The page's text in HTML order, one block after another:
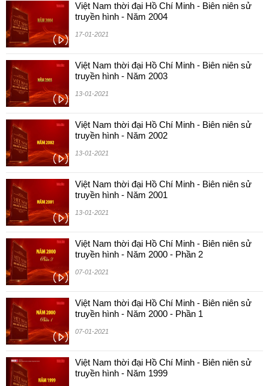
Việt Nam thời đại Hồ Chí Minh - Biên niên sử
truyền hình - Năm 2004
17-01-2021
Việt Nam thời đại Hồ Chí Minh - Biên niên sử
truyền hình - Năm 2003
13-01-2021
Việt Nam thời đại Hồ Chí Minh - Biên niên sử
truyền hình - Năm 2002
13-01-2021
Việt Nam thời đại Hồ Chí Minh - Biên niên sử
truyền hình - Năm 2001
13-01-2021
Việt Nam thời đại Hồ Chí Minh - Biên niên sử
truyền hình - Năm 2000 - Phần 2
07-01-2021
Việt Nam thời đại Hồ Chí Minh - Biên niên sử
truyền hình - Năm 2000 - Phần 1
07-01-2021
Việt Nam thời đại Hồ Chí Minh - Biên niên sử
truyền hình - Năm 1999